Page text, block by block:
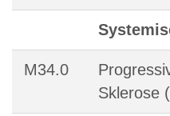
M34.0
Sklerose